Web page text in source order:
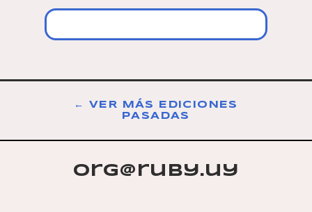
← VER MÁS EDICIONES
PASADAS
org@ruby.uy